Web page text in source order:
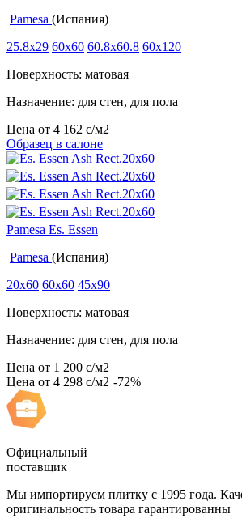
Pamesa (Испания)
25.8x29 60x60 60.8x60.8 60x120
Поверхность: матовая
Назначение: для стен, для пола
Цена от 4 162 c/м2
Образец в салоне
Pamesa Es. Essen
Pamesa (Испания)
20x60 60x60 45x90
Поверхность: матовая
Назначение: для стен, для пола
Цена от 1 200 c/м2
Цена от 4 298 c/м2 -72%
Официальный
поставщик
Мы импортируем плитку с 1995 года.
оригинальность товара гарантированны